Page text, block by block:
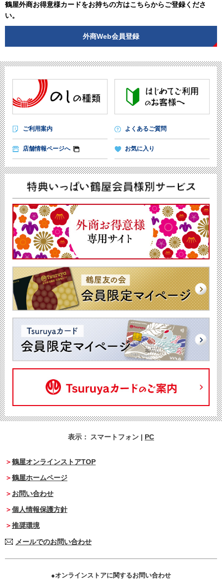
鶴屋外商お得意様カードをお持ちの方はこちらからご登録くださ
い。
外商Web会員登録
ご利用案内 よくあるご質問
店舗情報ページへ お気に入り
表示： スマートフォン | PC
鶴屋オンラインストアTOP
鶴屋ホームページ
お問い合わせ
個人情報保護方針
推奨環境
メールでのお問い合わせ
オンラインストアに関するお問い合わせ